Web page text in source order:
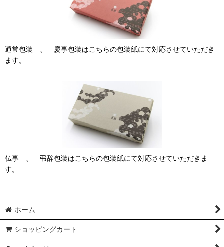
通常包装 、 慶事包装はこちらの包装紙にて対応させていただき
ます。
仏事 、 弔辞包装はこちらの包装紙にて対応させていただきま
す。
ホーム
ショッピングカート